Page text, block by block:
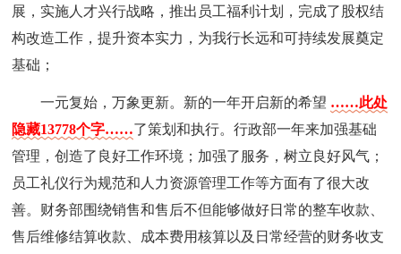
展，实施人才兴行战略，推出员工福利计划，完成了股权结
构改造工作，提升资本实力，为我行长远和可持续发展奠定
基础；
一元复始，万象更新。新的一年开启新的希望 ……此处
隐藏13778个字……了策划和执行。行政部一年来加强基础
管理，创造了良好工作环境；加强了服务，树立良好风气；
员工礼仪行为规范和人力资源管理工作等方面有了很大改
善。财务部围绕销售和售后不但能够做好日常的整车收款、
售后维修结算收款、成本费用核算以及日常经营的财务收支